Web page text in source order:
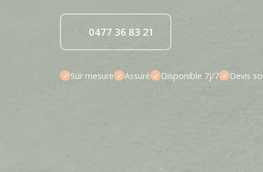
0477 36 83 21
✓ Sur mesure ✓ Assuré ✓ Disponible 7j/7 ✓ Devis